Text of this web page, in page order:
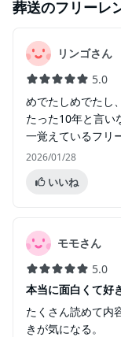
葬送のフリーレ
リンゴさん
5.0
めでたしめでたし
たった10年と言い
一覚えているフリ
2026/01/28
いいね
モモさん
5.0
本当に面白くて好
たくさん読めて内
きが気になる。